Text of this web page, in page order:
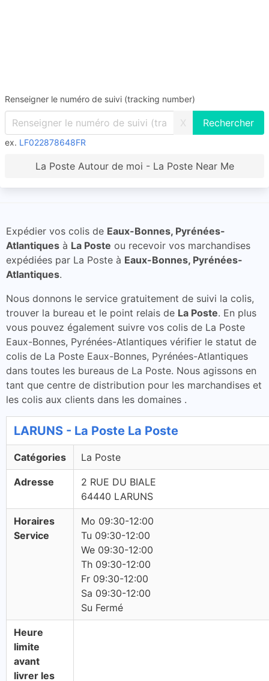
Renseigner le numéro de suivi (tracking number)
X
ex. LF022878648FR
La Poste Autour de moi - La Poste Near Me
Expédier vos colis de Eaux-Bonnes, Pyrénées-
Atlantiques à La Poste ou recevoir vos marchandises
expédiées par La Poste à Eaux-Bonnes, Pyrénées-
Atlantiques.
Nous donnons le service gratuitement de suivi la colis,
trouver la bureau et le point relais de La Poste. En plus
vous pouvez également suivre vos colis de La Poste
Eaux-Bonnes, Pyrénées-Atlantiques vérifier le statut de
colis de La Poste Eaux-Bonnes, Pyrénées-Atlantiques
dans toutes les bureaus de La Poste. Nous agissons en
tant que centre de distribution pour les marchandises et
les colis aux clients dans les domaines .
LARUNS - La Poste La Poste
Catégories La Poste
Adresse
2 RUE DU BIALE
64440 LARUNS
Horaires
Service
Mo 09:30-12:00
Tu 09:30-12:00
We 09:30-12:00
Th 09:30-12:00
Fr 09:30-12:00
Sa 09:30-12:00
Su Fermé
Heure
limite
avant
livrer les